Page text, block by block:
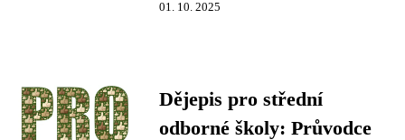
01. 10. 2025
Dějepis pro střední
odborné školy: Průvodce